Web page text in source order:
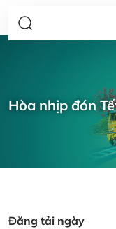
Hòa nhịp đón
Đăng tải ngày